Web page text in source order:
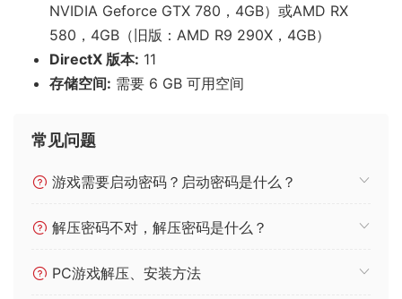
NVIDIA Geforce GTX 780，4GB）或AMD RX
580，4GB（旧版：AMD R9 290X，4GB）
DirectX 版本: 11
存储空间: 需要 6 GB 可用空间
常见问题
游戏需要启动密码？启动密码是什么？
解压密码不对，解压密码是什么？
PC游戏解压、安装方法